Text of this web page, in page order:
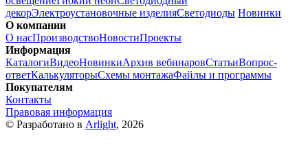
декорЭлектроустановочные изделияСветодиоды Новинки
О компании
О насПроизводствоНовостиПроекты
Информация
КаталогиВидеоНовинкиАрхив вебинаровСтатьиВопрос-
ответКалькуляторыСхемы монтажаФайлы и программы
Покупателям
Контакты
Правовая информация
© Разработано в Arlight, 2026